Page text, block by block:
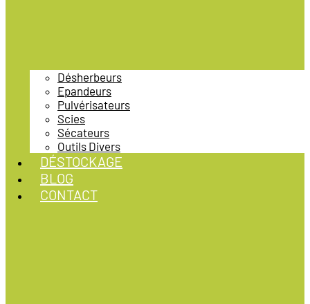
Désherbeurs
Epandeurs
Pulvérisateurs
Scies
Sécateurs
Outils Divers
DÉSTOCKAGE
BLOG
CONTACT